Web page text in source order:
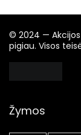
© 2024 —
pigiau. Visos
Žymos